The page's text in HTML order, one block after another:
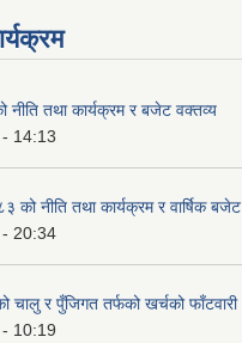
तथा कार्यक्रम र बजेट वक्तव्य
14:13
को नीति तथा कार्यक्रम र वार्षिक बजेट
20:34
चालु र पुँजिगत तर्फको खर्चको फाँटवारी
10:19